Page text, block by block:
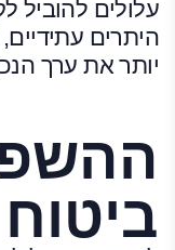
עלולים להוביל
היתרים
יותר את ערך